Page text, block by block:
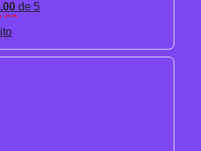
de 5
es: